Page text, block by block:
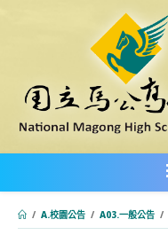
內
/ A.校園公告 / A03.一般公告 /